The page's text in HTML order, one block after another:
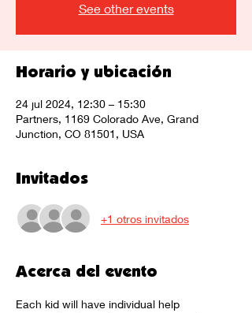
See other events
Horario y ubicación
24 jul 2024, 12:30 – 15:30
Partners, 1169 Colorado Ave, Grand
Junction, CO 81501, USA
Invitados
+1 otros invitados
Acerca del evento
Each kid will have individual help